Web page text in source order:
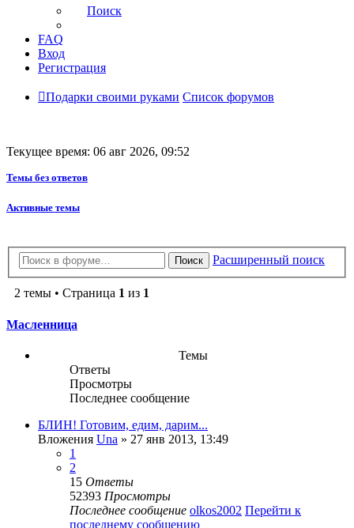
Поиск
FAQ
Вход
Регистрация
Подарки своими руками Список форумов
Текущее время: 06 авг 2026, 09:52
Темы без ответов
Активные темы
Поиск Расширенный поиск
2 темы • Страница 1 из 1
Масленница
Темы
Ответы
Просмотры
Последнее сообщение
БЛИН! Готовим, едим, дарим...
Вложения Una » 27 янв 2013, 13:49
1
2
15 Ответы
52393 Просмотры
Последнее сообщение olkos2002 Перейти к
последнему сообщению